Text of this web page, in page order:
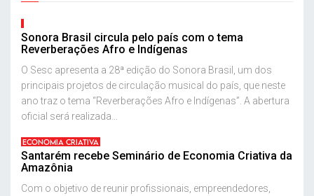
Sonora Brasil circula pelo país com o tema
Reverberações Afro e Indígenas
O Sesc apresenta a 28ª edição do Sonora Brasil, um dos
principais projetos de circulação musical do país, que neste
ano traz o tema “Reverberações Afro e Indígenas”. A abertura
oficial será realizada...
ECONOMIA CRIATIVA
Santarém recebe Seminário de Economia Criativa da
Amazônia
Com o objetivo de reunir profissionais, empreendedores,